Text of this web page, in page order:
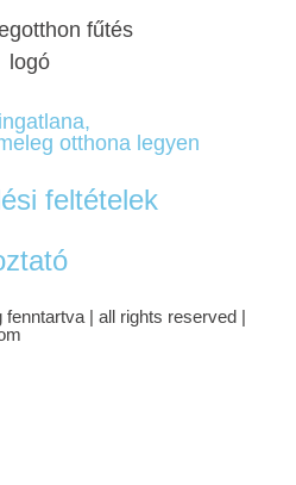
otthona legyen
feltételek
| all rights reserved |